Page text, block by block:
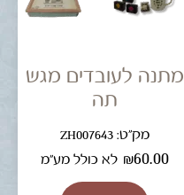
מתנה לעובדים מגש
תה
מק"ט: ZH007643
₪60.00 לא כולל מע"מ